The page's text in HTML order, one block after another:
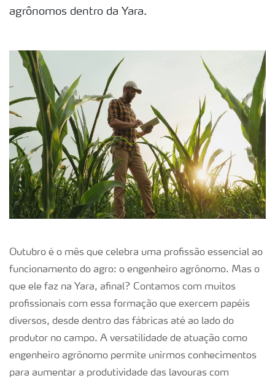
agrônomos dentro da Yara.
Outubro é o mês que celebra uma profissão essencial ao
funcionamento do agro: o engenheiro agrônomo. Mas o
que ele faz na Yara, afinal? Contamos com muitos
profissionais com essa formação que exercem papéis
diversos, desde dentro das fábricas até ao lado do
produtor no campo. A versatilidade de atuação como
engenheiro agrônomo permite unirmos conhecimentos
para aumentar a produtividade das lavouras com